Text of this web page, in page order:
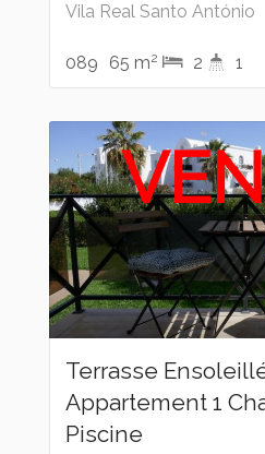
Vila Real Santo António
089 65 m2 2 1
Terrasse
Appartement 1
Piscine